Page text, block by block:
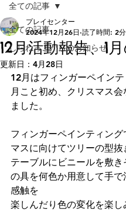
全ての記事
しらねっこからのお知らせ
全ての記事
12月活動報告、1
プレイセンター
2024年12月26日 読了時間: 2分
更新日： 4月28日
12月はフィンガーペイン
月こと初め、クリスマス会
ました。
フィンガーペインティング
マスに向けてツリーの型抜
テーブルにビニールを敷
の具を何色か用意して手で
感触を
楽しんだり色の変化を楽し